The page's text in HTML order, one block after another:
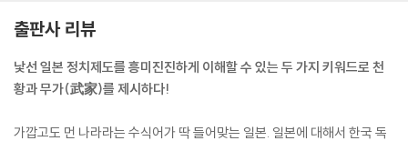
천황제가 몰락했다는 등의 학설은 피상적인 견해라고 할 수밖에 없다.
--- p.46
대승리였다. 그리고 신속하게 병력을 되돌려 재빨리 오바타성으로 들어가
출판사 리뷰
낯선 일본 정치제도를 흥미진진하게 이해할 수 있는 두 가지 키워드로 천
황과 무가(武家)를 제시하다!
가깝고도 먼 나라라는 수식어가 딱 들어맞는 일본. 일본에 대해서 한국 독